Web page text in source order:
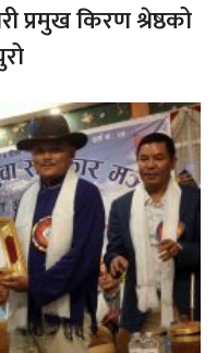
प्रमुख किरण श्रेष्ठको